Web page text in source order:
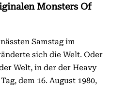
Monsters Of
Samstag im
sich die Welt. Oder
Welt, in der der Heavy
dem 16. August 1980,